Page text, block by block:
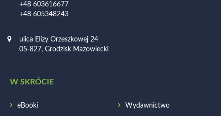
+48 603616677
+48 605348243
ulica Elizy Orzeszkowej 24
05-827, Grodzisk Mazowiecki
W SKRÓCIE
eBooki Wydawnictwo